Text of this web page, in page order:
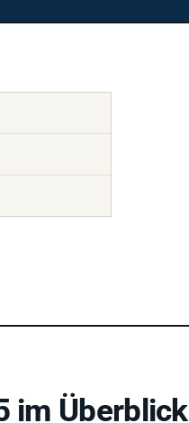
im Überblick